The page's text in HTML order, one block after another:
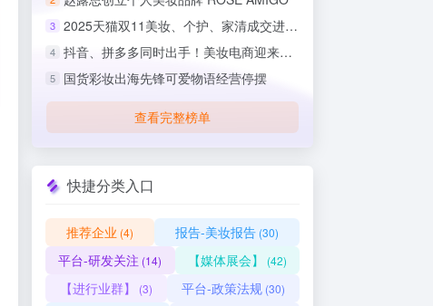
3 2025天猫双11美妆、个护、家清成交进度排行榜
4 抖音、拼多多同时出手！美妆电商迎来史上最严整治
5 国货彩妆出海先锋可爱物语经营停摆
查看完整榜单
快捷分类入口
推荐企业 (4) 报告-美妆报告 (30)
平台-研发关注 (14) 【媒体展会】 (42)
【进行业群】 (3) 平台-政策法规 (30)